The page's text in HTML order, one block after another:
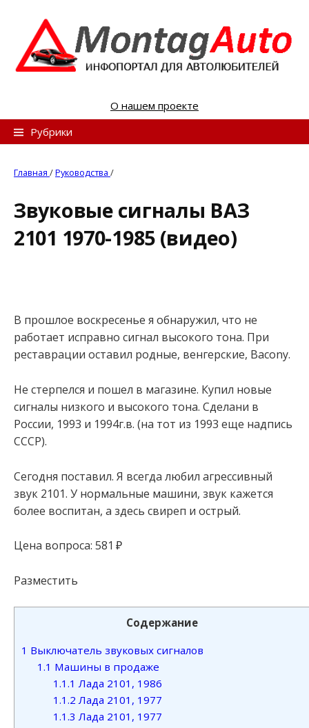
n
О нашем проекте
Рубрики
Главная /Руководства /
Звуковые сигналы ВАЗ
2101 1970-1985 (видео)
В прошлое воскресенье я обнаружил, что не
работает исправно сигнал высокого тона. При
реставрации оставил родные, венгерские, Bacony.
Не стерпелся и пошел в магазине. Купил новые
сигналы низкого и высокого тона. Сделани в
России, 1993 и 1994г.в. (на тот из 1993 еще надпись
СССР).
Сегодня поставил. Я всегда любил агрессивный
звук 2101. У нормальные машини, звук кажется
более воспитан, а здесь свиреп и острый.
Цена вопроса: 581 ₽
Разместить
Содержание
1 Выключатель звуковых сигналов
1.1 Машины в продаже
1.1.1 Лада 2101, 1986
1.1.2 Лада 2101, 1977
1.1.3 Лада 2101, 1977